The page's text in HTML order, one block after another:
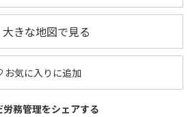
大きな地図で見る
お気に入りに追加
労務管理をシェアする